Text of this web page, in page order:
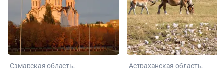
Самарская область
Астраханская область